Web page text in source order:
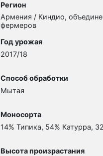
Регион
Армения / Киндио,
фермеров
Год урожая
2017/18
Способ обработки
Мытая
Моносорта
14% Типика, 54% Катурра,
Высота произрастания